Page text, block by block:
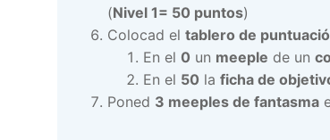
(Nivel 1= 50 puntos)
Colocad el tablero de
En el 0 un meeple de un
En el 50 la ficha de
Poned 3 meeples de fantasma